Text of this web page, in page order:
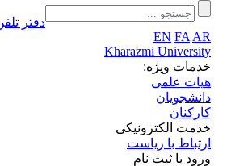
دفتر
EN FA AR
Kharazmi University
خدمات ویژه:
هیات علمی
دانشجویان
کارکنان
خدمت الکترونیکی
ارتباط با ریاست
ورود یا ثبت نام